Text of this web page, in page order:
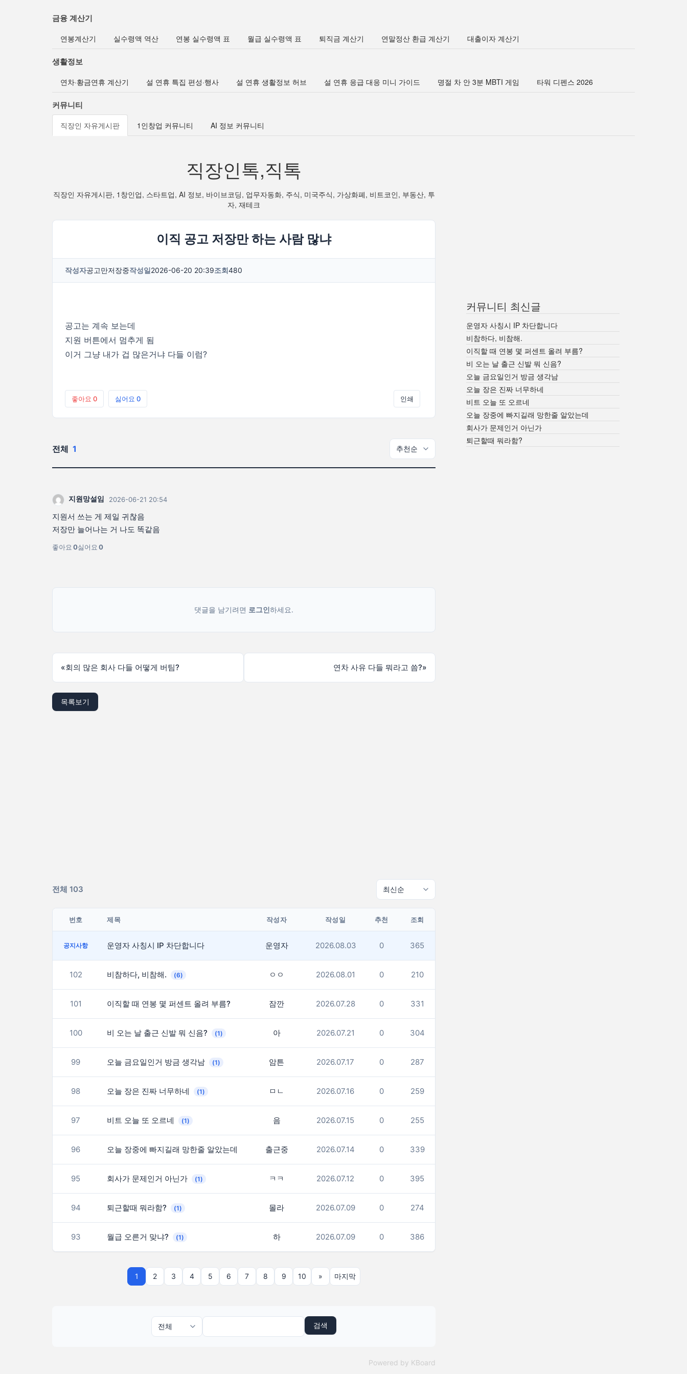
금융 계산기
연봉계산기 실수령액 역산 연봉 실수령액 표 월급 실수령액 표 퇴직금 계산기 연말정산 환급 계산기 대출이자 계산기
생활정보
연차·황금연휴 계산기 설 연휴 특집 편성·행사 설 연휴 생활정보 허브 설 연휴 응급 대응 미니 가이드 명절 차 안 3분 MBTI 게임 타워 디펜스 2026
커뮤니티
직장인 자유게시판 1인창업 커뮤니티 AI 정보 커뮤니티
직장인톡,직톡
직장인 자유게시판, 1창인업, 스타트업, AI 정보, 바이브코딩, 업무자동화, 주식, 미국주식, 가상화폐, 비트코인, 부동산, 투
자, 재테크
이직 공고 저장만 하는 사람 많냐
작성자공고만저장중작성일2026-06-20 20:39조회480
공고는 계속 보는데
지원 버튼에서 멈추게 됨
이거 그냥 내가 겁 많은거냐 다들 이럼?
좋아요 0 싫어요 0 인쇄
전체 1
지원망설임 2026-06-21 20:54
지원서 쓰는 게 제일 귀찮음
저장만 늘어나는 거 나도 똑같음
좋아요 0싫어요 0
댓글을 남기려면 로그인하세요.
«회의 많은 회사 다들 어떻게 버팀? 연차 사유 다들 뭐라고 씀?»
목록보기
전체 103
번호 제목 작성자 작성일 추천 조회
공지사항 운영자 사칭시 IP 차단합니다 운영자 2026.08.03 0 365
102 비참하다, 비참해. (6) ㅇㅇ 2026.08.01 0 210
101 이직할 때 연봉 몇 퍼센트 올려 부름? 잠깐 2026.07.28 0 331
100 비 오는 날 출근 신발 뭐 신음? (1) 아 2026.07.21 0 304
99 오늘 금요일인거 방금 생각남 (1) 암튼 2026.07.17 0 287
98 오늘 장은 진짜 너무하네 (1) ㅁㄴ 2026.07.16 0 259
97 비트 오늘 또 오르네 (1) 음 2026.07.15 0 255
96 오늘 장중에 빠지길래 망한줄 알았는데 출근중 2026.07.14 0 339
95 회사가 문제인거 아닌가 (1) ㅋㅋ 2026.07.12 0 395
94 퇴근할때 뭐라함? (1) 몰라 2026.07.09 0 274
93 월급 오른거 맞냐? (1) 하 2026.07.09 0 386
1 2 3 4 5 6 7 8 9 10 » 마지막
검색
Powered by KBoard
커뮤니티 최신글
운영자 사칭시 IP 차단합니다
비참하다, 비참해.
이직할 때 연봉 몇 퍼센트 올려 부름?
비 오는 날 출근 신발 뭐 신음?
오늘 금요일인거 방금 생각남
오늘 장은 진짜 너무하네
비트 오늘 또 오르네
오늘 장중에 빠지길래 망한줄 알았는데
회사가 문제인거 아닌가
퇴근할때 뭐라함?